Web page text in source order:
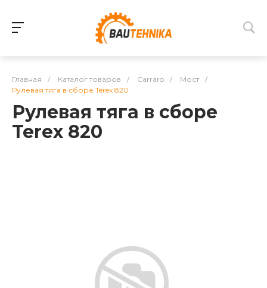
Главная / Каталог товаров / Carraro / Мост
/
Рулевая тяга в сборе Terex 820
Рулевая тяга в сборе
Terex 820